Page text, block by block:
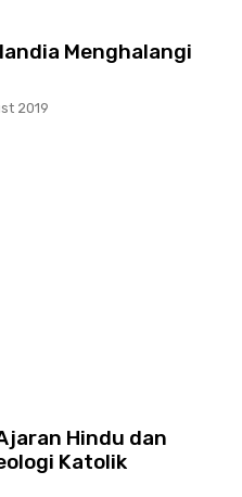
Menghalangi
2019
Hindu dan
Katolik